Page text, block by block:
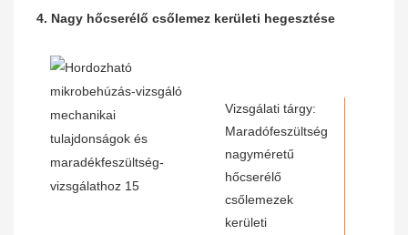
4. Nagy hőcserélő csőlemez kerületi hegesztése
Vizsgálati tárgy:
Maradófeszültség
nagyméretű
hőcserélő
csőlemezek
kerületi